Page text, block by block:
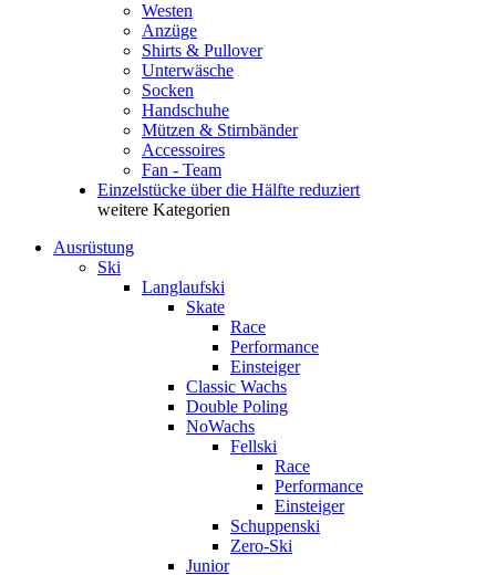
Westen
Anzüge
Shirts & Pullover
Unterwäsche
Socken
Handschuhe
Mützen & Stirnbänder
Accessoires
Fan - Team
Einzelstücke über die Hälfte reduziert
weitere Kategorien
Ausrüstung
Ski
Langlaufski
Skate
Race
Performance
Einsteiger
Classic Wachs
Double Poling
NoWachs
Fellski
Race
Performance
Einsteiger
Schuppenski
Zero-Ski
Junior